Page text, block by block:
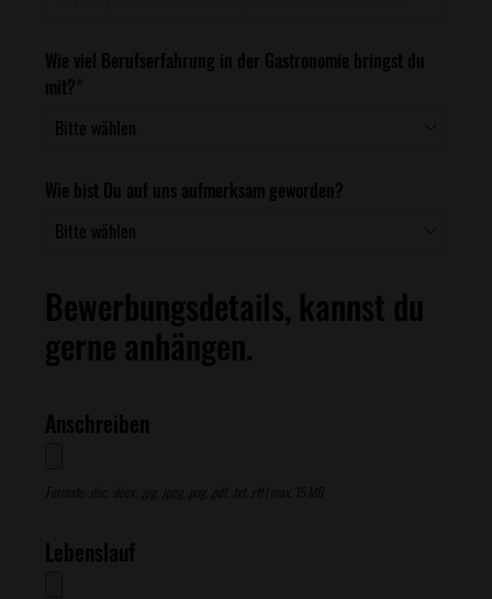
Wie viel Berufserfahrung in der Gastronomie bringst du
mit?*
Wie bist Du auf uns aufmerksam geworden?
Bewerbungsdetails, kannst du
gerne anhängen.
Anschreiben
Formate: .doc, .docx, .jpg, .jpeg, .png, .pdf, .txt, .rtf | max. 15 MB
Lebenslauf